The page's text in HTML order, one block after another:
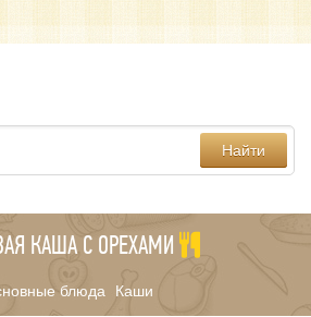
Найти
КАША С ОРЕХАМИ
блюда/ Каши